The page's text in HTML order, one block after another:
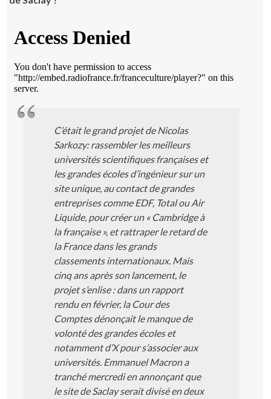
C’était le grand projet de Nicolas
Sarkozy: rassembler les meilleurs
universités scientifiques françaises et
les grandes écoles d’ingénieur sur un
site unique, au contact de grandes
entreprises comme EDF, Total ou Air
Liquide, pour créer un « Cambridge à
la française », et rattraper le retard de
la France dans les grands
classements internationaux. Mais
cinq ans après son lancement, le
projet s’enlise : dans un rapport
rendu en février, la Cour des
Comptes dénonçait le manque de
volonté des grandes écoles et
notamment d’X pour s’associer aux
universités. Emmanuel Macron a
tranché mercredi en annonçant que
le site de Saclay serait divisé en deux